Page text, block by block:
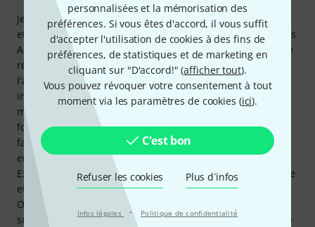
personnalisées et la mémorisation des
préférences. Si vous êtes d'accord, il vous suffit
d'accepter l'utilisation de cookies à des fins de
préférences, de statistiques et de marketing en
cliquant sur "D'accord!" (afficher tout).
Vous pouvez révoquer votre consentement à tout
moment via les paramètres de cookies (ici).
C'est bon
Refuser les cookies Plus d´infos
Infos légales · Politique de confidentialité
Je cherchais un ampli casque adapté à mon Audeze LCD-X
et j'ai reçu d'excellents conseils chez Thomann. Les casques
Audeze, étant des casques magnétiques planaires, ont une
résistance interne relativement faible. Par conséquent,
l'ampli devait lui aussi présenter une très faible résistance
interne, ce qui n'est le cas que pour quelques rares
modèles. Le G111 est plutôt minimaliste dans ses
fonctionnalités, mais il excelle dans tout ce qu'il fait. Pour
faire simple : - Haute qualité et robustesse, avec un boîtier
en aluminium épais - Reste froid même à volume élevé -
Excellente commande de volume avec une surface agréable
et antidérapante - Entrées symétriques et asymétriques -
Option de réglage du niveau (bien que le niveau préréglé
soit parfait) - Son neutre et sans distorsion même à volume